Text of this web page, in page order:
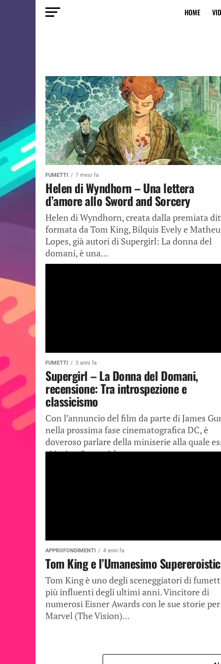
HOME
FUMETTI 7 mesi fa
Helen di Wyndhorn – Una lettera
d’amore allo Sword and Sorcery
Helen di Wyndhorn, creata dalla premiata
formata da Tom King, Bilquis Evely e
Lopes, già autori di Supergirl: La donna del
domani, è una...
FUMETTI 3 anni fa
Supergirl – La Donna del Domani,
recensione: Tra introspezione e
classicismo
Con l’annuncio del film da parte di James
nella prossima fase cinematografica DC, è
doveroso parlare della miniserie alla quale
si ispira: Supergirl –...
APPROFONDIMENTI 4 anni fa
Tom King e l’Umanesimo
Tom King è uno degli sceneggiatori di
più influenti degli ultimi anni. Vincitore di
numerosi Eisner Awards con le sue storie per
Marvel (The Vision)...